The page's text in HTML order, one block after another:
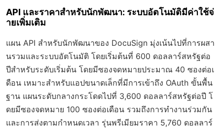
API และราคาสำหรับนักพัฒนา: ระบบอัตโนมัติมีค่าใช้จ่
ายเพิ่มเติม
แผน API สำหรับนักพัฒนาของ DocuSign มุ่งเน้นไปที่การผสา
นรวมและระบบอัตโนมัติ โดยเริ่มต้นที่ 600 ดอลลาร์สหรัฐต่อ
ปีสำหรับระดับเริ่มต้น โดยมีซองจดหมายประมาณ 40 ซองต่อเ
ดือน เหมาะสำหรับแอปขนาดเล็กที่มีการเข้าถึง OAuth ขั้นพื้น
ฐาน แผนระดับกลางกระโดดไปที่ 3,600 ดอลลาร์สหรัฐต่อปี โ
ดยมีซองจดหมาย 100 ซองต่อเดือน รวมถึงการทำงานร่วมกัน
และการส่งตามกำหนดเวลา รุ่นพรีเมียมราคา 5,760 ดอลลาร์